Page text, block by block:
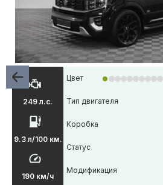
249 л.с.
9.3 л/100 км.
190 км/ч
Цвет
Тип двигателя
Коробка
Статус
Модификация